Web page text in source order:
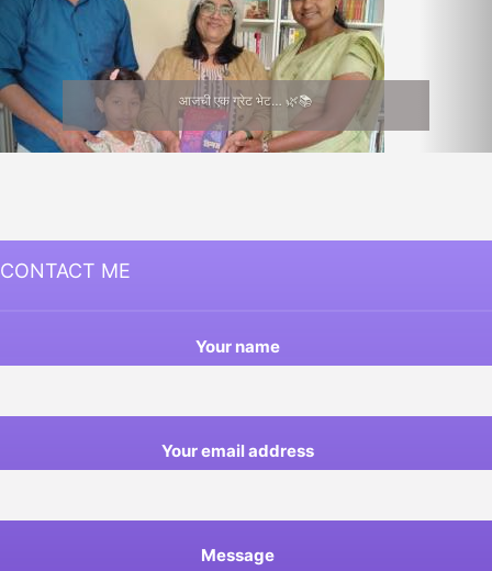
आजची एक ग्रेट भेट… 🌿📚
CONTACT ME
Your name
Your email address
Message